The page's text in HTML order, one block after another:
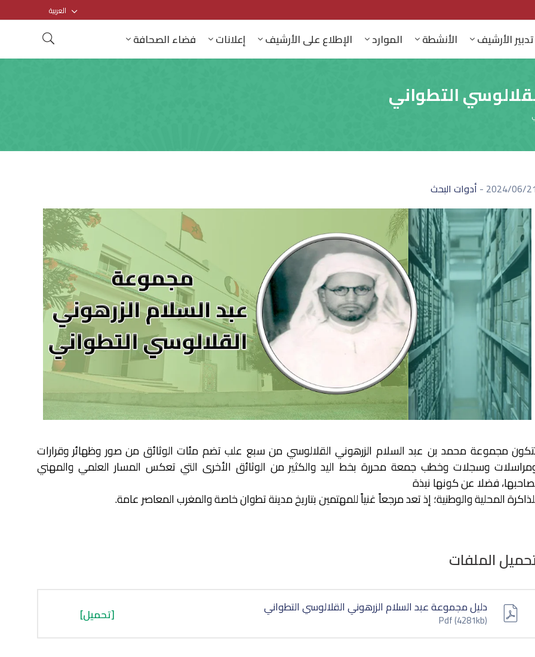
العربية
تدبير الأرشيف الأنشطة الموارد الإطلاع على الأرشيف إعلانات فضاء الصحافة
التطواني
2024/06/
- أدوات البحث
مجموعة محمد بن عبد السلام الزرهوني القلالوسي من سبع علب تضم مئات الوثائق من صور وظهائر وقرارات
وسجلات وخطب جمعة محررة بخط اليد والكثير من الوثائق الأخرى التي تعكس المسار العلمي والمهني
فضلا عن كونها نبذة
المحلية والوطنية؛ إذ تعد مرجعاً غنياً للمهتمين بتاريخ مدينة تطوان خاصة والمغرب المعاصر عامة.
الملفات
دليل مجموعة عبد السلام الزرهوني القلالوسي التطواني
Pdf(4281kb) [تحميل]